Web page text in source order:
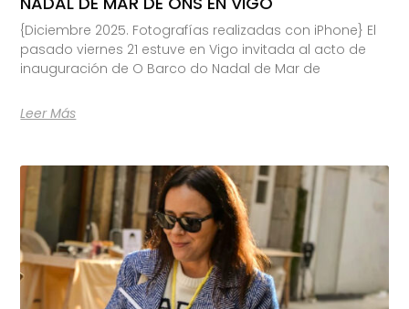
{Diciembre 2025. Fotografías realizadas con iPhone} El
pasado viernes 21 estuve en Vigo invitada al acto de
inauguración de O Barco do Nadal de Mar de
Leer Más